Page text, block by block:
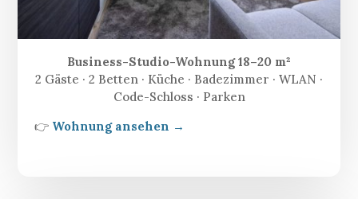
Business-Studio-Wohnung 18–20 m²
2 Gäste · 2 Betten · Küche · Badezimmer · WLAN ·
Code-Schloss · Parken
👉 Wohnung ansehen →